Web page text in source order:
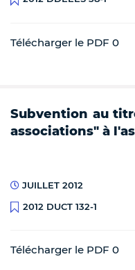
Télécharger le PDF 0
Subvention au
associations" à
JUILLET 2012
2012 DUCT 132-1
Télécharger le PDF 0